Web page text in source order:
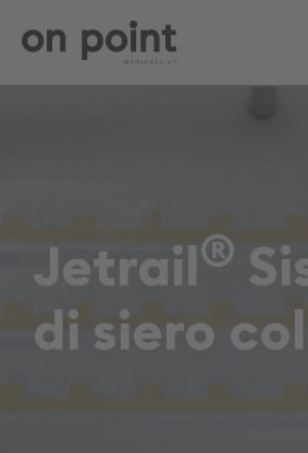
Blog
Contatti
Jetrail®
di siero